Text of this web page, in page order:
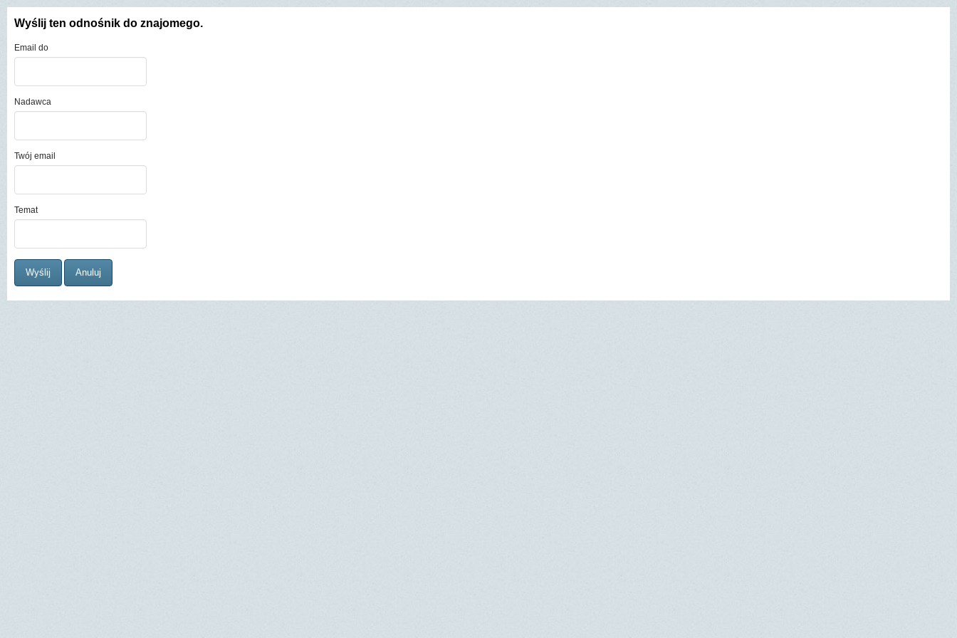
Wyślij ten odnośnik do znajomego.
Email do
Nadawca
Twój email
Temat